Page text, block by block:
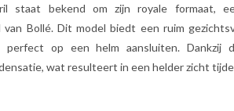
staat bekend om zijn royale formaat,
Bollé. Dit model biedt een ruim
op een helm aansluiten. Dankzij
wat resulteert in een helder zicht